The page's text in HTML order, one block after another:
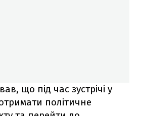
що під час зустрічі у
політичне